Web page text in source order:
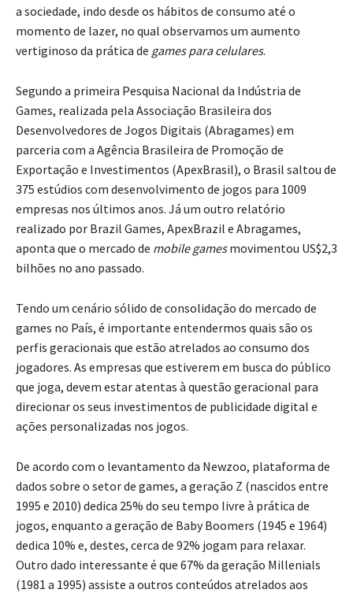
a sociedade, indo desde os hábitos de consumo até o
momento de lazer, no qual observamos um aumento
vertiginoso da prática de games para celulares.
Segundo a primeira Pesquisa Nacional da Indústria de
Games, realizada pela Associação Brasileira dos
Desenvolvedores de Jogos Digitais (Abragames) em
parceria com a Agência Brasileira de Promoção de
Exportação e Investimentos (ApexBrasil), o Brasil saltou de
375 estúdios com desenvolvimento de jogos para 1009
empresas nos últimos anos. Já um outro relatório
realizado por Brazil Games, ApexBrazil e Abragames,
aponta que o mercado de mobile gamesmovimentou US$2,3
bilhões no ano passado.
Tendo um cenário sólido de consolidação do mercado de
games no País, é importante entendermos quais são os
perfis geracionais que estão atrelados ao consumo dos
jogadores. As empresas que estiverem em busca do público
que joga, devem estar atentas à questão geracional para
direcionar os seus investimentos de publicidade digital e
ações personalizadas nos jogos.
De acordo com o levantamento da Newzoo, plataforma de
dados sobre o setor de games, a geração Z (nascidos entre
1995 e 2010) dedica 25% do seu tempo livre à prática de
jogos, enquanto a geração de Baby Boomers (1945 e 1964)
dedica 10% e, destes, cerca de 92% jogam para relaxar.
Outro dado interessante é que 67% da geração Millenials
(1981 a 1995) assiste a outros conteúdos atrelados aos